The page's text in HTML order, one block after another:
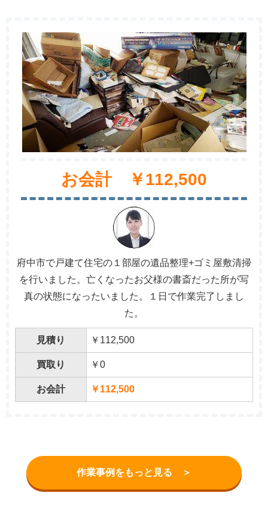
お会計 ￥112,500
府中市で戸建て住宅の１部屋の遺品整理+ゴミ屋敷清掃
を行いました。亡くなったお父様の書斎だった所が写
真の状態になったいました。１日で作業完了しまし
た。
見積り ￥112,500
買取り ￥0
お会計 ￥112,500
作業事例をもっと見る ＞